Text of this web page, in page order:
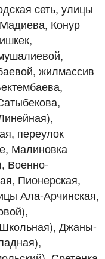
сеть, улицы
Конур
жилмассив
переулок
Малиновка
Военно-
Пионерская,
Ала-Арчинская,
Джаны-